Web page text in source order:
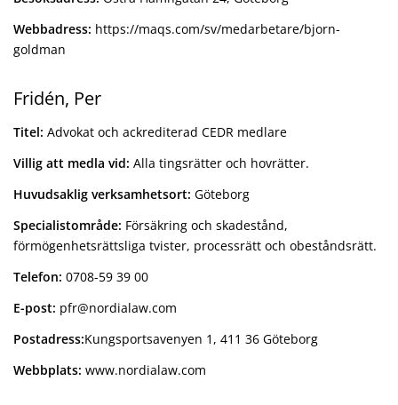
Webbadress: https://maqs.com/sv/medarbetare/bjorn-
goldman
Fridén, Per
Titel: Advokat och ackrediterad CEDR medlare
Villig att medla vid: Alla tingsrätter och hovrätter.
Huvudsaklig verksamhetsort: Göteborg
Specialistområde: Försäkring och skadestånd,
förmögenhetsrättsliga tvister, processrätt och obeståndsrätt.
Telefon: 0708-59 39 00
E-post: pfr@nordialaw.com
Postadress:Kungsportsavenyen 1, 411 36 Göteborg
Webbplats: www.nordialaw.com